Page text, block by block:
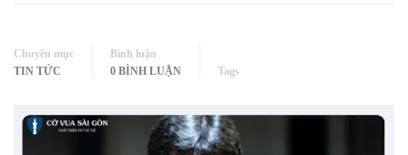
Chuyên mục
TIN TỨC
Bình luận
0 BÌNH LUẬN
Tags